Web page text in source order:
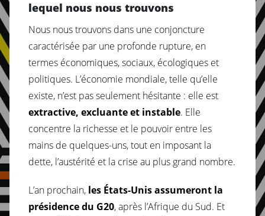
lequel nous nous trouvons
Nous nous trouvons dans une conjoncture
caractérisée par une profonde rupture, en
termes économiques, sociaux, écologiques et
politiques. L’économie mondiale, telle qu’elle
existe, n’est pas seulement hésitante : elle est
extractive, excluante et instable. Elle
concentre la richesse et le pouvoir entre les
mains de quelques-uns, tout en imposant la
dette, l’austérité et la crise au plus grand nombre.
L’an prochain, les États-Unis assumeront la
présidence du G20, après l’Afrique du Sud. Et